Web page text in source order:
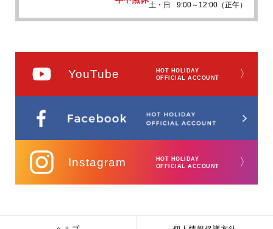
土・日
9:00～12:00（正午）
YouTube
HOT HOLIDAY
OFFICIAL ACCOUNT
〉
Instagram
HOT HOLIDAY
OFFICIAL ACCOUNT
〉